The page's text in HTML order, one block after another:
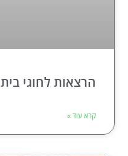
הרצאות לחוגי בית
קרא עוד »